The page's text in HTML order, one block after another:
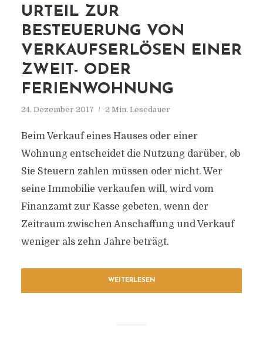
URTEIL ZUR
BESTEUERUNG VON
VERKAUFSERLÖSEN EINER
ZWEIT- ODER
FERIENWOHNUNG
24. Dezember 2017 2 Min. Lesedauer
Beim Verkauf eines Hauses oder einer
Wohnung entscheidet die Nutzung darüber, ob
Sie Steuern zahlen müssen oder nicht. Wer
seine Immobilie verkaufen will, wird vom
Finanzamt zur Kasse gebeten, wenn der
Zeitraum zwischen Anschaffung und Verkauf
weniger als zehn Jahre beträgt.
WEITERLESEN